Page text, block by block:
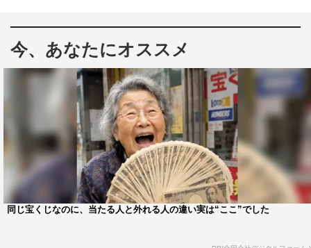
今、あなたにオススメ
同じ宝くじなのに、当たる人と外れる人の違い実は“ここ”でした